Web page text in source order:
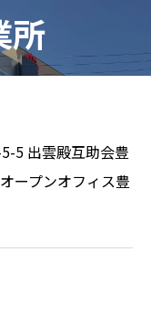
所
5 出雲殿互助会豊
ープンオフィス豊